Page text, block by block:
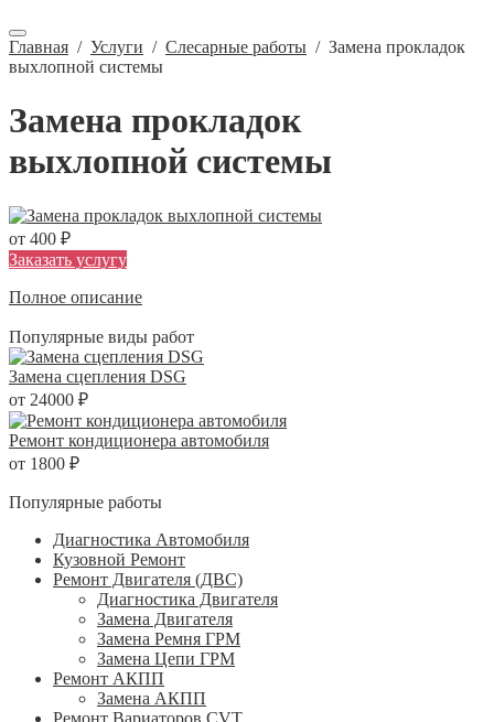
Главная / Услуги / Слесарные работы / Замена прокладок
выхлопной системы
Замена прокладок
выхлопной системы
от 400 ₽
Заказать услугу
Полное описание
Популярные виды работ
Замена сцепления DSG
от 24000 ₽
Ремонт кондиционера автомобиля
от 1800 ₽
Популярные работы
Диагностика Автомобиля
Кузовной Ремонт
Ремонт Двигателя (ДВС)
Диагностика Двигателя
Замена Двигателя
Замена Ремня ГРМ
Замена Цепи ГРМ
Ремонт АКПП
Замена АКПП
Ремонт Вариаторов CVT